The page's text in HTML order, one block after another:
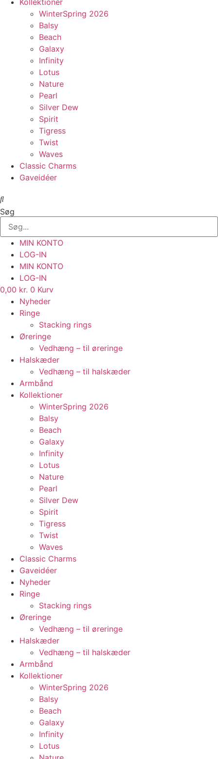
Kollektioner
WinterSpring 2026
Balsy
Beach
Galaxy
Infinity
Lotus
Nature
Pearl
Silver Dew
Spirit
Tigress
Twist
Waves
Classic Charms
Gaveidéer
Søg
MIN KONTO
LOG-IN
MIN KONTO
LOG-IN
0,00 kr. 0 Kurv
Nyheder
Ringe
Stacking rings
Øreringe
Vedhæng – til øreringe
Halskæder
Vedhæng – til halskæder
Armbånd
Kollektioner
WinterSpring 2026
Balsy
Beach
Galaxy
Infinity
Lotus
Nature
Pearl
Silver Dew
Spirit
Tigress
Twist
Waves
Classic Charms
Gaveidéer
Nyheder
Ringe
Stacking rings
Øreringe
Vedhæng – til øreringe
Halskæder
Vedhæng – til halskæder
Armbånd
Kollektioner
WinterSpring 2026
Balsy
Beach
Galaxy
Infinity
Lotus